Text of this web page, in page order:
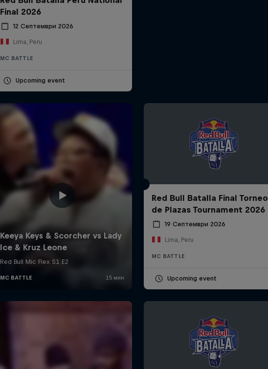
Final 2026
12 Септември 2026
Lima, Peru
MC BATTLE
Upcoming event
Red Bull Batalla Final Torneo
de Plazas Tournament 2026
19 Септември 2026
Lima, Peru
MC BATTLE
Upcoming event